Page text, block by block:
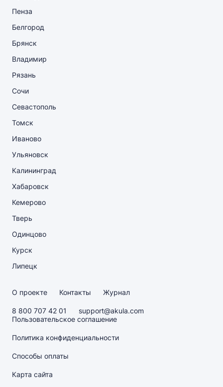
Пенза
Белгород
Брянск
Владимир
Рязань
Сочи
Севастополь
Томск
Иваново
Ульяновск
Калининград
Хабаровск
Кемерово
Тверь
Одинцово
Курск
Липецк
О проекте Контакты Журнал
8 800 707 42 01
support@akula.com
Пользовательское соглашение
Политика конфиденциальности
Способы оплаты
Карта сайта